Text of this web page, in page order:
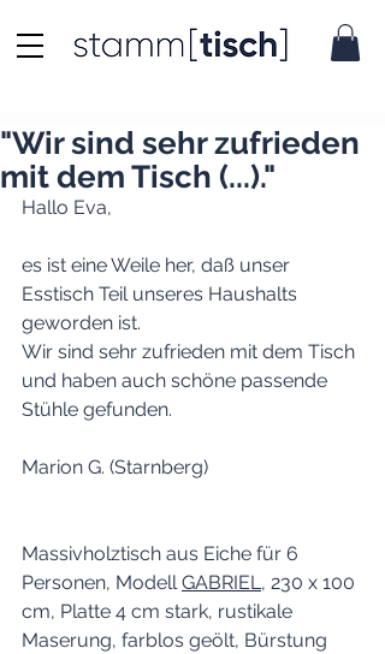
"Wir sind sehr zufrieden
mit dem Tisch (...)."
Hallo Eva,
es ist eine Weile her, daß unser
Esstisch Teil unseres Haushalts
geworden ist.
Wir sind sehr zufrieden mit dem Tisch
und haben auch schöne passende
Stühle gefunden.
Marion G. (Starnberg)
Massivholztisch aus Eiche für 6
Personen, Modell GABRIEL, 230 x 100
cm, Platte 4 cm stark, rustikale
Maserung, farblos geölt, Bürstung